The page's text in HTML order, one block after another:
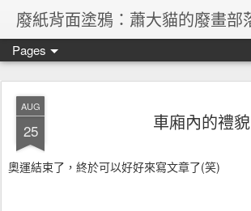
Pages
AUG
25 車廂內的禮貌
奧運結束了，終於可以好好來寫文章了(笑)